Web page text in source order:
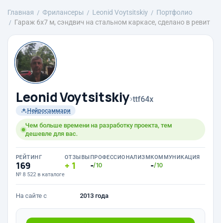
Главная Фрилансеры Leonid Voytsitskiy
Портфолио
Гараж 6х7 м, сэндвич на стальном каркасе, сделано в ревит
Leonid Voytsitskiy›ttf64x
Нейросаммари
Чем больше времени на разработку проекта, тем
дешевле для вас.
РЕЙТИНГ
169
№ 8 522 в каталоге
ОТЗЫВЫ
1
ПРОФЕССИОНАЛИЗМ
-/10
КОММУНИКАЦИЯ
-/10
На сайте с 2013 года